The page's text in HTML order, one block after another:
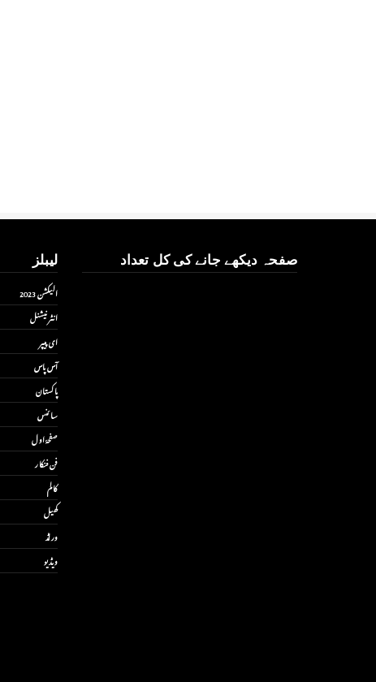
صفحہ دیکھے جانے کی کل تعداد لیبلز
الیکشن 2023
انٹر نیشنل
ای پیپر
آس پاس
پاکستان
سائنس
صفحۂ اول
فن فنکار
کالم
کھیل
ورلڈ
ویڈیو